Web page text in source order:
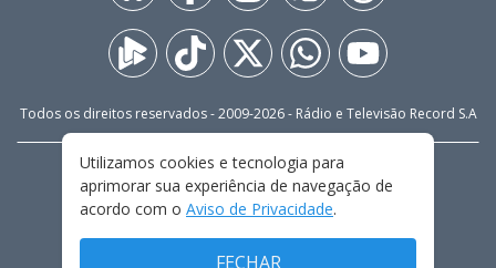
Todos os direitos reservados - 2009-2026- Rádio e Televisão Record S.A
FALE CONOSCO
PRIVACIDADE
TERMOS E CONDIÇÕES DE USO
Utilizamos cookies e tecnologia para
aprimorar sua experiência de navegação de
acordo com o Aviso de Privacidade.
FECHAR